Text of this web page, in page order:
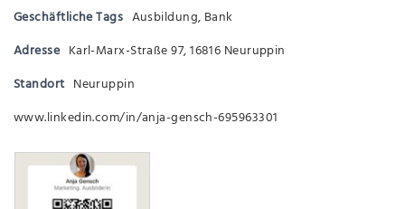
Geschäftliche Tags Ausbildung, Bank
Adresse Karl-Marx-Straße 97, 16816 Neuruppin
Standort Neuruppin
www.linkedin.com/in/anja-gensch-695963301